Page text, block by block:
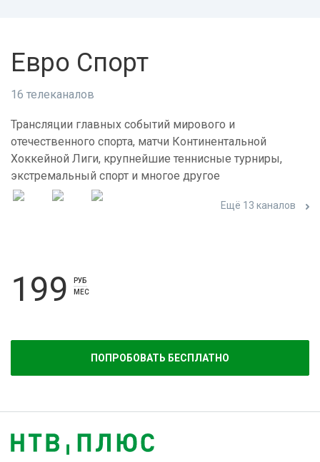
Евро Спорт
16 телеканалов
Трансляции главных событий мирового и
отечественного спорта, матчи Континентальной
Хоккейной Лиги, крупнейшие теннисные турниры,
экстремальный спорт и многое другое
Ещё 13 каналов
199
РУБ
МЕС
ПОПРОБОВАТЬ БЕСПЛАТНО